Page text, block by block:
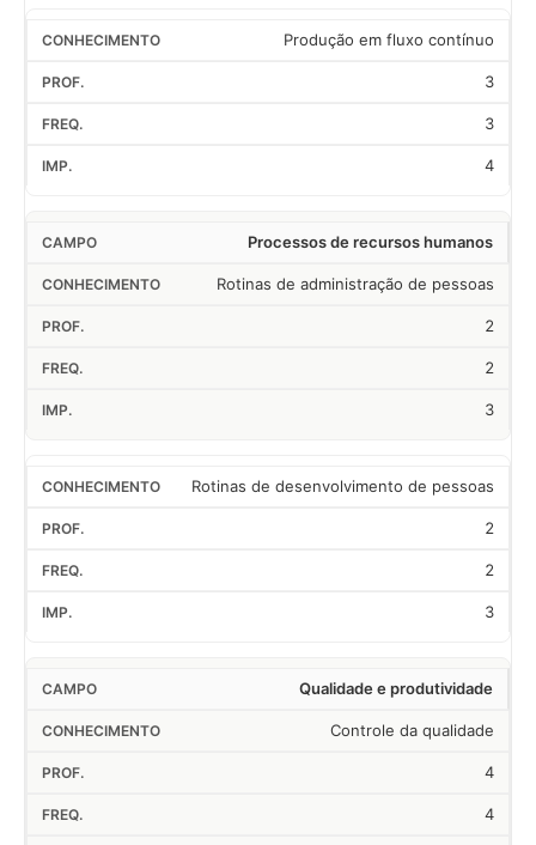
Produção em fluxo contínuo
3
3
4
Processos de recursos humanos
Rotinas de administração de pessoas
2
2
3
Rotinas de desenvolvimento de pessoas
2
2
3
Qualidade e produtividade
Controle da qualidade
4
4